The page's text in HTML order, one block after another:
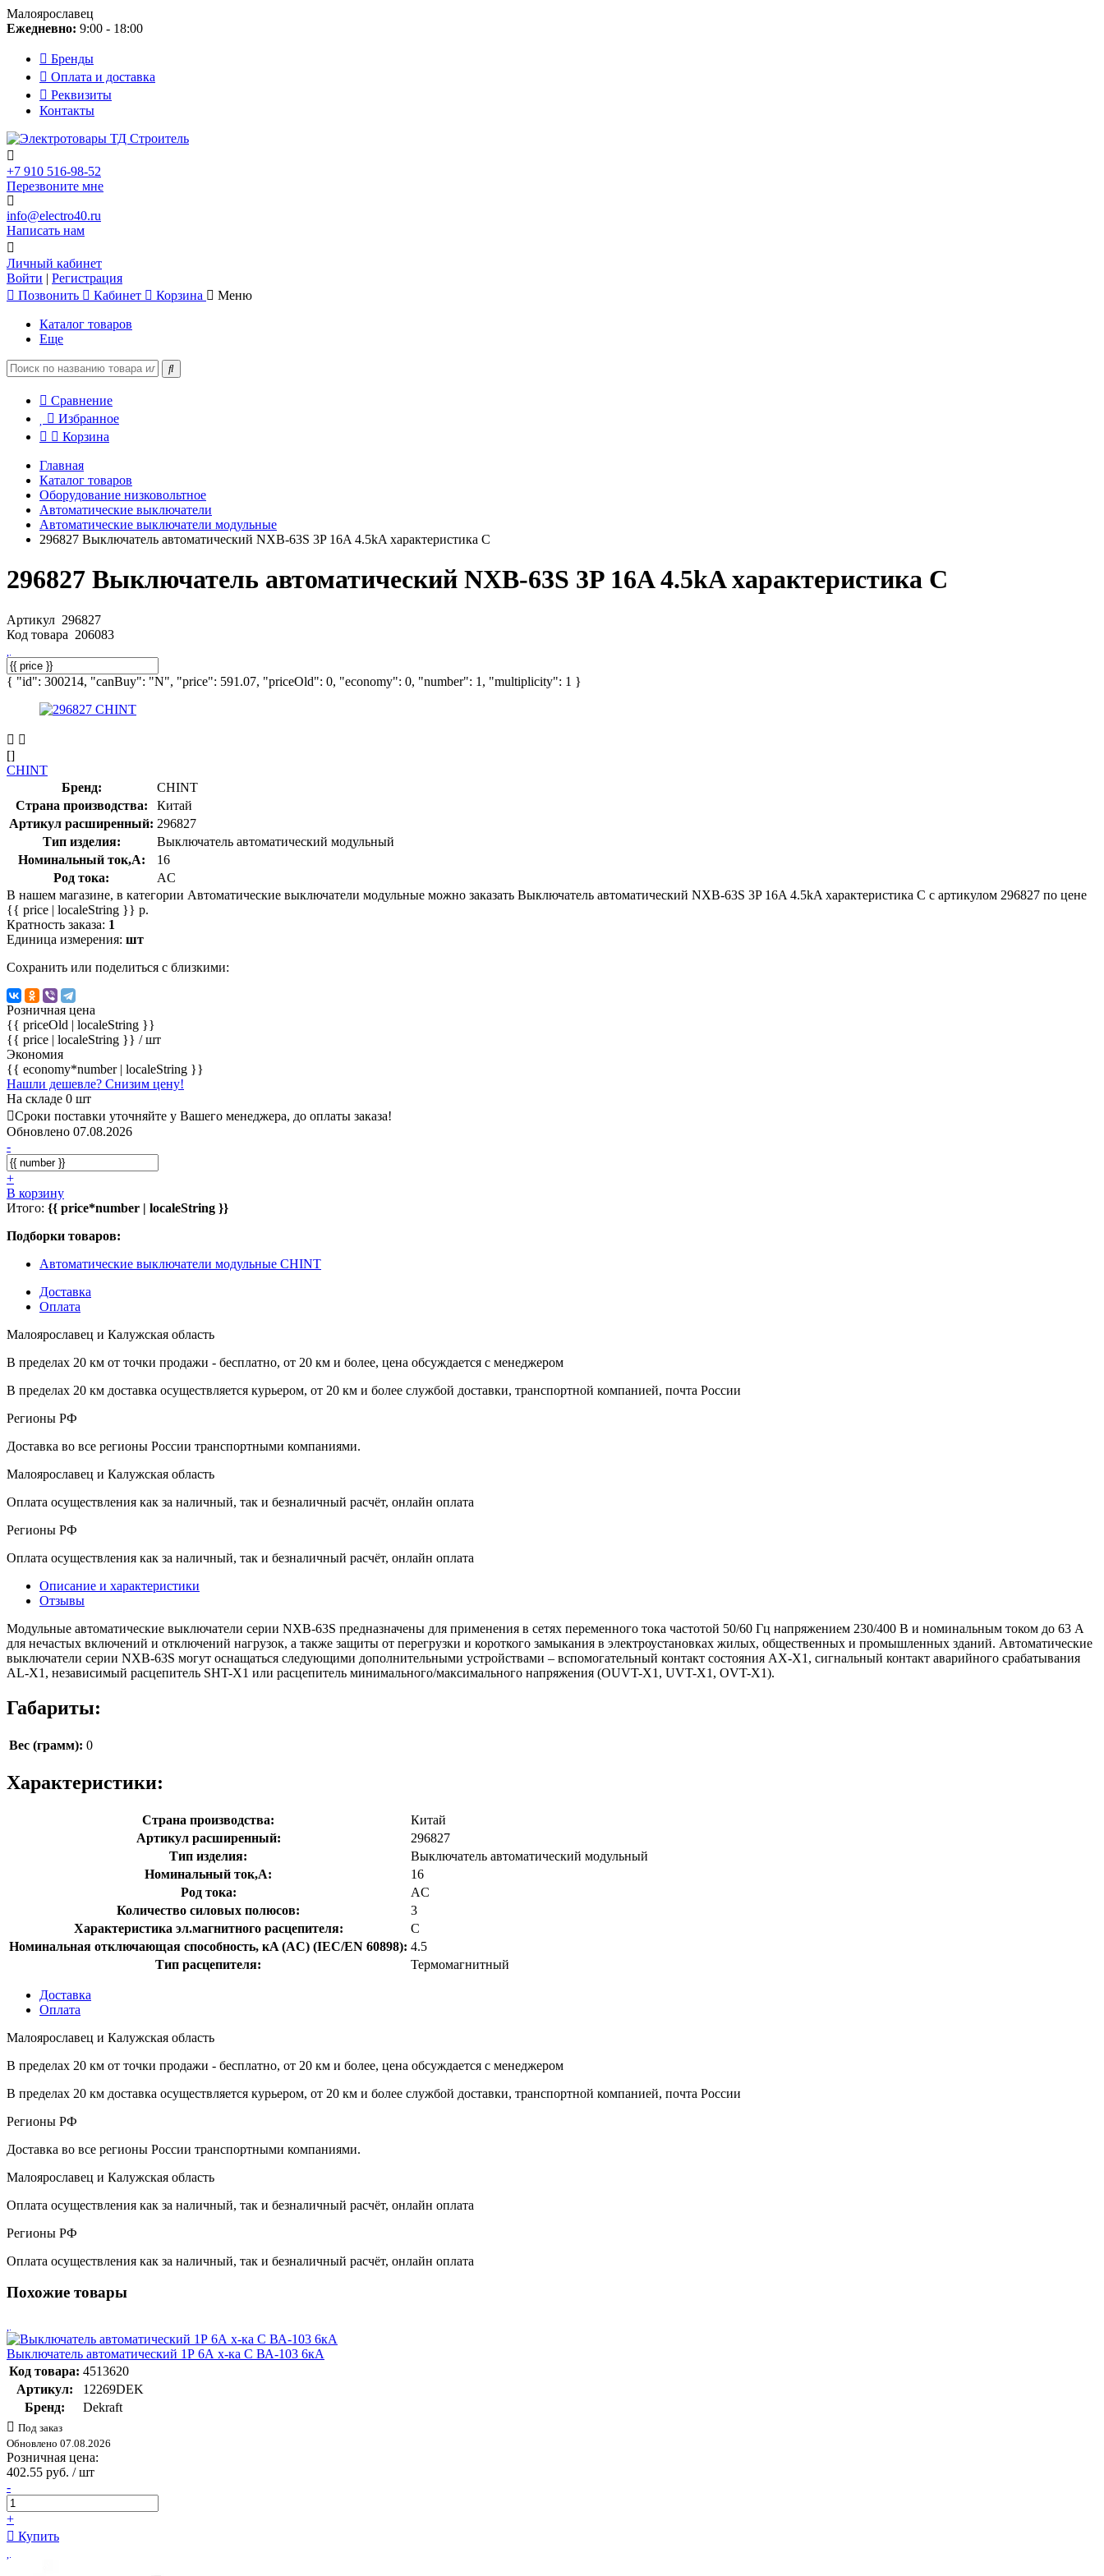
Малоярославец
Ежедневно: 9:00 - 18:00
Бренды
Оплата и доставка
Реквизиты
Контакты
+7 910 516-98-52
Перезвоните мне
info@electro40.ru
Написать нам
Личный кабинет
Войти | Регистрация
Позвонить
Кабинет Корзина Меню
Каталог товаров
Еще
Сравнение
Избранное
Корзина
Главная
Каталог товаров
Оборудование низковольтное
Автоматические выключатели
Автоматические выключатели модульные
296827 Выключатель автоматический NXB-63S 3P 16A 4.5kA характеристика C
296827 Выключатель автоматический NXB-63S 3P 16A 4.5kA характеристика C
Артикул 296827
Код товара 206083
{ "id": 300214, "canBuy": "N", "price": 591.07, "priceOld": 0, "economy": 0, "number": 1, "multiplicity": 1 }
[]
CHINT
Бренд:
CHINT
Страна производства:
Китай
Артикул расширенный: 296827
Тип изделия:
Выключатель автоматический модульный
Номинальный ток,А:
16
Род тока:
AC
В нашем магазине, в категории Автоматические выключатели модульные можно заказать Выключатель автоматический NXB-63S 3P 16A 4.5kA характеристика C с артикулом 296827 по цене
{{ price | localeString }} р.
Кратность заказа: 1
Единица измерения: шт
Сохранить или поделиться с близкими:
Розничная цена
{{ priceOld | localeString }}
{{ price | localeString }} / шт
Экономия
{{ economy*number | localeString }}
Нашли дешевле? Снизим цену!
На складе 0 шт
Сроки поставки уточняйте у Вашего менеджера, до оплаты заказа!
Обновлено 07.08.2026
-
+
В корзину
Итого: {{ price*number | localeString }}
Подборки товаров:
Автоматические выключатели модульные CHINT
Доставка
Оплата
Малоярославец и Калужская область
В пределах 20 км от точки продажи - бесплатно, от 20 км и более, цена обсуждается с менеджером
В пределах 20 км доставка осуществляется курьером, от 20 км и более службой доставки, транспортной компанией, почта России
Регионы РФ
Доставка во все регионы России транспортными компаниями.
Малоярославец и Калужская область
Оплата осуществления как за наличный, так и безналичный расчёт, онлайн оплата
Регионы РФ
Оплата осуществления как за наличный, так и безналичный расчёт, онлайн оплата
Описание и характеристики
Отзывы
Модульные автоматические выключатели серии NXB-63S предназначены для применения в сетях переменного тока частотой 50/60 Гц напряжением 230/400 В и номинальным током до 63 А
для нечастых включений и отключений нагрузок, а также защиты от перегрузки и короткого замыкания в электроустановках жилых, общественных и промышленных зданий. Автоматические
выключатели серии NXB-63S могут оснащаться следующими дополнительными устройствами – вспомогательный контакт состояния AX-X1, сигнальный контакт аварийного срабатывания
AL-X1, независимый расцепитель SHT-X1 или расцепитель минимального/максимального напряжения (OUVT-X1, UVT-X1, OVT-X1).
Габариты:
Вес (грамм): 0
Характеристики:
Страна производства:
Китай
Артикул расширенный:
296827
Тип изделия:
Выключатель автоматический модульный
Номинальный ток,А:
16
Род тока:
AC
Количество силовых полюсов:
3
Характеристика эл.магнитного расцепителя:
C
Номинальная отключающая способность, кA (AC) (IEC/EN 60898): 4.5
Тип расцепителя:
Термомагнитный
Доставка
Оплата
Малоярославец и Калужская область
В пределах 20 км от точки продажи - бесплатно, от 20 км и более, цена обсуждается с менеджером
В пределах 20 км доставка осуществляется курьером, от 20 км и более службой доставки, транспортной компанией, почта России
Регионы РФ
Доставка во все регионы России транспортными компаниями.
Малоярославец и Калужская область
Оплата осуществления как за наличный, так и безналичный расчёт, онлайн оплата
Регионы РФ
Оплата осуществления как за наличный, так и безналичный расчёт, онлайн оплата
Похожие товары
Выключатель автоматический 1Р 6А х-ка C ВА-103 6кА
Код товара: 4513620
Артикул:
12269DEK
Бренд:
Dekraft
Под заказ
Обновлено 07.08.2026
Розничная цена:
402.55 руб. / шт
-
+
Купить